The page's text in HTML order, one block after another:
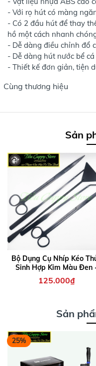
- Với rọ hút có màng
- Có 2 đầu hút để thay
hồ một cách nhanh
- Dễ dàng điều chỉnh đổ
- Dễ dàng hút nước bể
- Thiết kế đơn giản, tiện
Cùng thương hiệu
Sản
Bộ Dụng Cụ Nhíp Kéo
Sinh Hợp Kim Màu Đen
Nhíp Cong - Kéo Cong -
San Nền
125.000₫
Sản
25%